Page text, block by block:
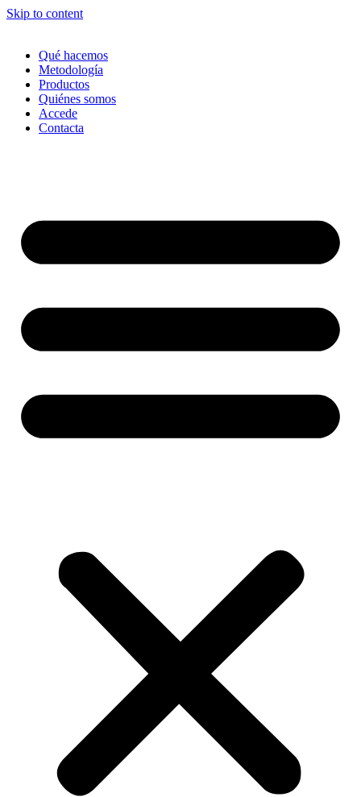
Skip to content
Qué hacemos
Metodología
Productos
Quiénes somos
Accede
Contacta